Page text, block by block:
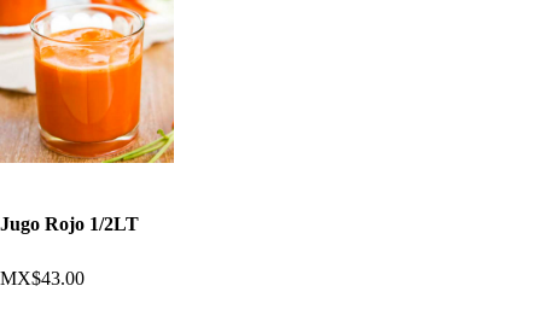
Jugo Rojo 1/2LT
MX$43.00